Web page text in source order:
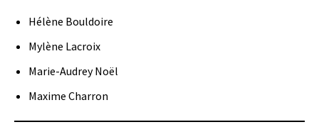
Hélène Bouldoire
Mylène Lacroix
Marie-Audrey Noël
Maxime Charron